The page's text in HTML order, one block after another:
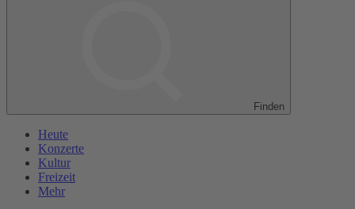
Finden
Heute
Konzerte
Kultur
Freizeit
Mehr